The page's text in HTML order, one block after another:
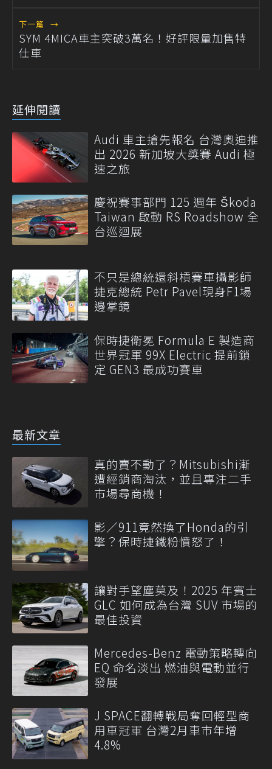
下一篇 →
SYM 4MICA車主突破3萬名！好評限量加售特
仕車
延伸閱讀
Audi 車主搶先報名 台灣奧迪推
出 2026 新加坡大獎賽 Audi 極
速之旅
慶祝賽事部門 125 週年 Škoda
Taiwan 啟動 RS Roadshow 全
台巡迴展
不只是總統還斜槓賽車攝影師
捷克總統 Petr Pavel現身F1場
邊掌鏡
保時捷衛冕 Formula E 製造商
世界冠軍 99X Electric 提前鎖
定 GEN3 最成功賽車
最新文章
真的賣不動了？Mitsubishi漸
遭經銷商淘汰，並且專注二手
市場尋商機！
影／911竟然換了Honda的引
擎？保時捷鐵粉憤怒了！
讓對手望塵莫及！2025 年賓士
GLC 如何成為台灣 SUV 市場的
最佳投資
Mercedes-Benz 電動策略轉向
EQ 命名淡出 燃油與電動並行
發展
J SPACE翻轉戰局奪回輕型商
用車冠軍 台灣2月車市年增
4.8%